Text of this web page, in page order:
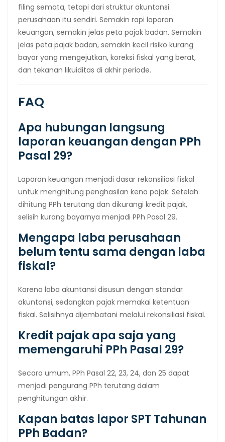
filing semata, tetapi dari struktur akuntansi
perusahaan itu sendiri. Semakin rapi laporan
keuangan, semakin jelas peta pajak badan. Semakin
jelas peta pajak badan, semakin kecil risiko kurang
bayar yang mengejutkan, koreksi fiskal yang berat,
dan tekanan likuiditas di akhir periode.
FAQ
Apa hubungan langsung
laporan keuangan dengan PPh
Pasal 29?
Laporan keuangan menjadi dasar rekonsiliasi fiskal
untuk menghitung penghasilan kena pajak. Setelah
dihitung PPh terutang dan dikurangi kredit pajak,
selisih kurang bayarnya menjadi PPh Pasal 29.
Mengapa laba perusahaan
belum tentu sama dengan laba
fiskal?
Karena laba akuntansi disusun dengan standar
akuntansi, sedangkan pajak memakai ketentuan
fiskal. Selisihnya dijembatani melalui rekonsiliasi fiskal.
Kredit pajak apa saja yang
memengaruhi PPh Pasal 29?
Secara umum, PPh Pasal 22, 23, 24, dan 25 dapat
menjadi pengurang PPh terutang dalam
penghitungan akhir.
Kapan batas lapor SPT Tahunan
PPh Badan?